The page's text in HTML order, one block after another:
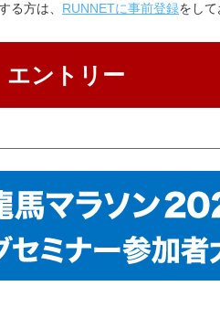
る方は、 RUNNETに事前登録をして
エントリー